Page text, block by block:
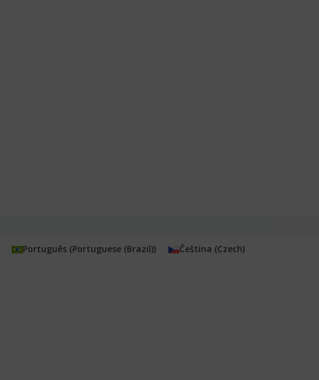
Português(Portuguese (Brazil)) Čeština (Czech)